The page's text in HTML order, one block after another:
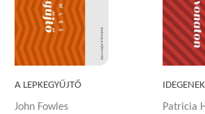
A LEPKEGYŰJTŐ
John Fowles Patricia